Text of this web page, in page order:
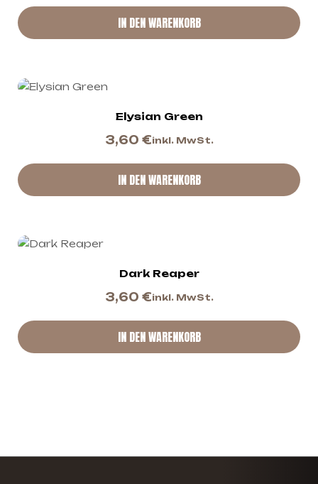
IN DEN WARENKORB
Elysian Green
3,60 €inkl. MwSt.
IN DEN WARENKORB
Dark Reaper
3,60 €inkl. MwSt.
IN DEN WARENKORB